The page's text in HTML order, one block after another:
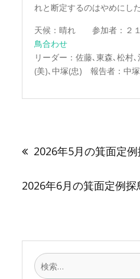
れと断定するのはやめにした
天候：晴れ 参加者：
鳥合わせ
リーダー：佐藤､東森､松村
(美)､中塚(忠) 報告者：中
ナ
ゲ
ン
2026年5月の箕面定
2026年6月の箕面定例探